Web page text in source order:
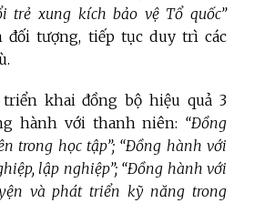
trẻ xung kích bảo vệ Tổ quốc”
tượng, tiếp tục duy trì các
khai đồng bộ hiệu quả 3
hành với thanh niên: “Đồng
trong học tập”; “Đồng hành với
lập nghiệp”; “Đồng hành với
và phát triển kỹ năng trong